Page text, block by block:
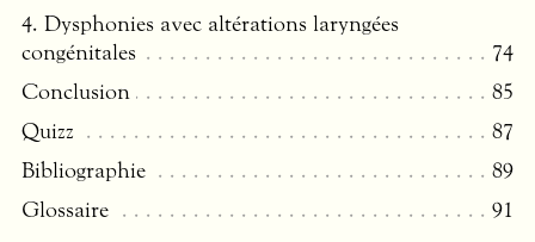
4. Dysphonies avec altérations laryngées
congénitales
74
Conclusion
85
Quizz
87
Bibliographie
89
Glossaire
91